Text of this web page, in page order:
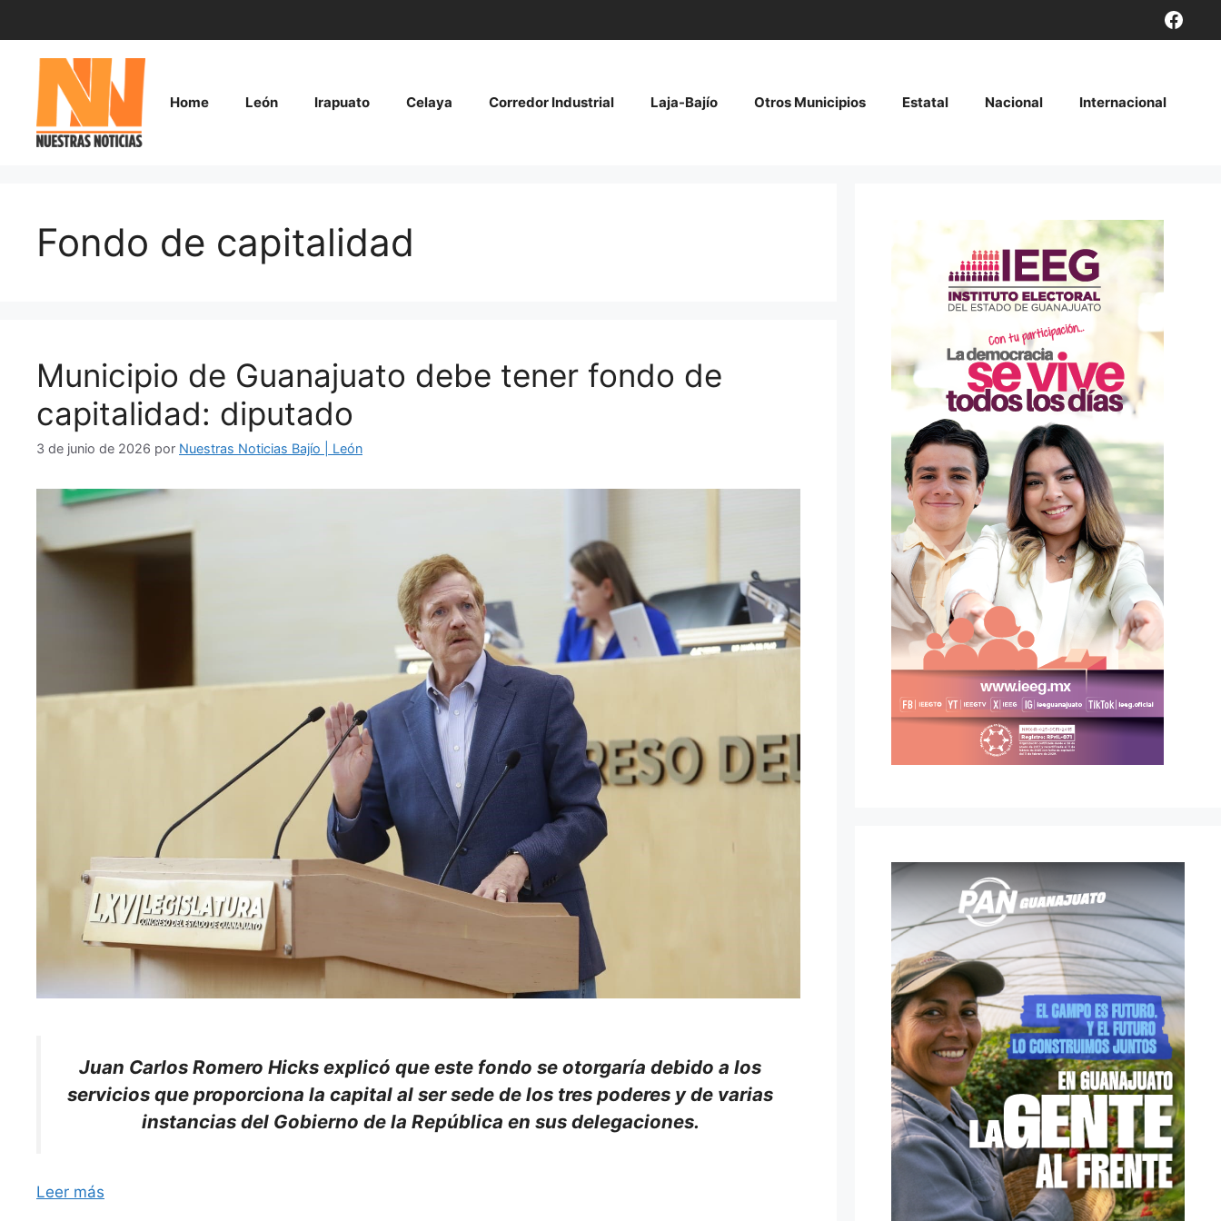
contenido
Home León Irapuato Celaya Corredor Industrial Laja-Bajío Otros Municipios Estatal Nacional Internacional
Fondo de capitalidad
Municipio de Guanajuato debe tener fondo de
capitalidad: diputado
3 de junio de 2026 por Nuestras Noticias Bajío | León
Juan Carlos Romero Hicks explicó que este fondo se otorgaría debido a los
servicios que proporciona la capital al ser sede de los tres poderes y de varias
instancias del Gobierno de la República en sus delegaciones.
Leer más